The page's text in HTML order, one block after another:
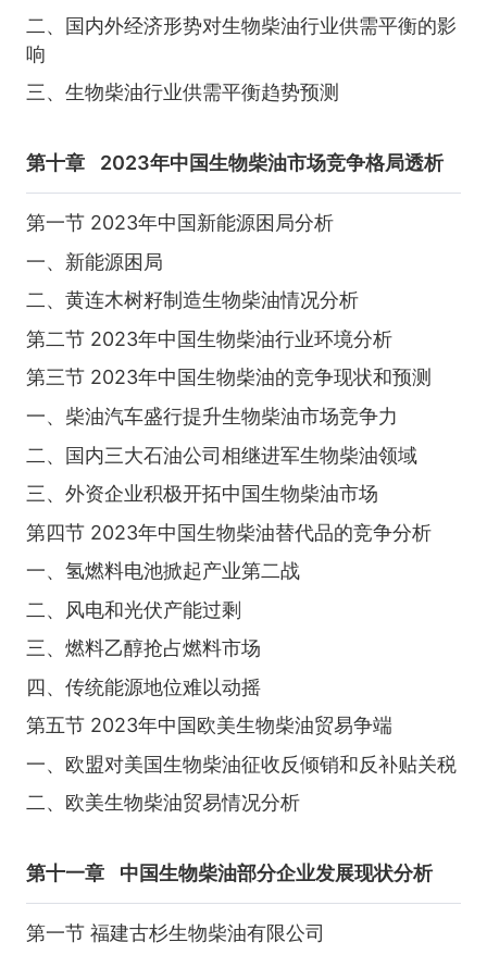
二、国内外经济形势对生物柴油行业供需平衡的影
响
三、生物柴油行业供需平衡趋势预测
第十章 2023年中国生物柴油市场竞争格局透析
第一节 2023年中国新能源困局分析
一、新能源困局
二、黄连木树籽制造生物柴油情况分析
第二节 2023年中国生物柴油行业环境分析
第三节 2023年中国生物柴油的竞争现状和预测
一、柴油汽车盛行提升生物柴油市场竞争力
二、国内三大石油公司相继进军生物柴油领域
三、外资企业积极开拓中国生物柴油市场
第四节 2023年中国生物柴油替代品的竞争分析
一、氢燃料电池掀起产业第二战
二、风电和光伏产能过剩
三、燃料乙醇抢占燃料市场
四、传统能源地位难以动摇
第五节 2023年中国欧美生物柴油贸易争端
一、欧盟对美国生物柴油征收反倾销和反补贴关税
二、欧美生物柴油贸易情况分析
第十一章 中国生物柴油部分企业发展现状分析
第一节 福建古杉生物柴油有限公司